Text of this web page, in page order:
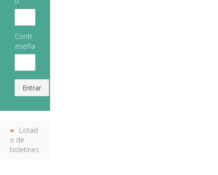
Contr
aseña
Entrar
Listad
o de
boletines